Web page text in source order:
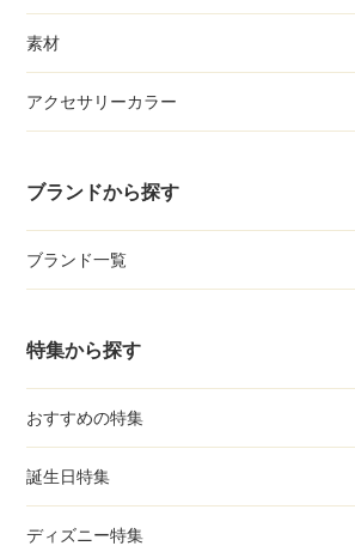
素材
アクセサリーカラー
ブランドから探す
ブランド一覧
特集から探す
おすすめの特集
誕生日特集
ディズニー特集